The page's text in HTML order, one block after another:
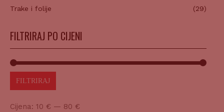
Trake i folije (29)
FILTRIRAJ PO CIJENI
FILTRIRAJ
Cijena: 10 € — 80 €